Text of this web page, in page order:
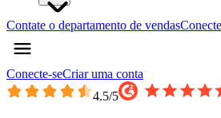
Contate o departamento de vendas
Conecte-seCriar uma conta
4.5/5